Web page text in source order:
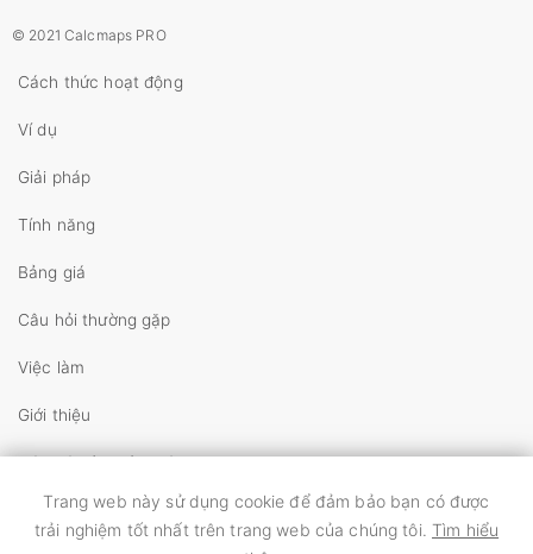
© 2021 Calcmaps PRO
Cách thức hoạt động
Ví dụ
Giải pháp
Tính năng
Bảng giá
Câu hỏi thường gặp
Việc làm
Giới thiệu
Liên hệ với chúng tôi
Bản quyền
Trang web này sử dụng cookie để đảm bảo bạn có được
trải nghiệm tốt nhất trên trang web của chúng tôi. Tìm hiểu